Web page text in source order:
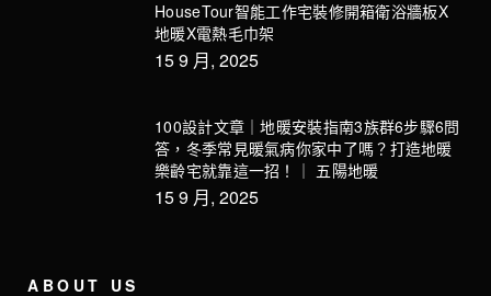
HouseTour智能工作宅裝修開箱衛浴牆板X
地暖X電熱毛巾架
15 9 月, 2025
100設計文章｜地暖安裝指南3族群6步驟6問
答，冬季常見暖氣病你家中了嗎？打造地暖
樂齡宅就靠這一招！｜ 五陽地暖
15 9 月, 2025
ABOUT US